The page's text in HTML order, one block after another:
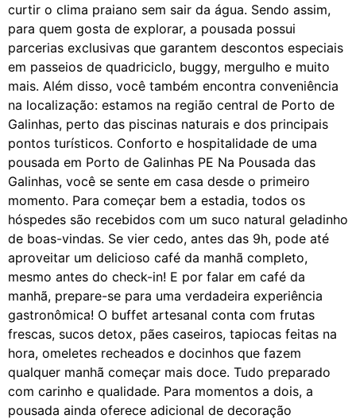
curtir o clima praiano sem sair da água. Sendo assim,
para quem gosta de explorar, a pousada possui
parcerias exclusivas que garantem descontos especiais
em passeios de quadriciclo, buggy, mergulho e muito
mais. Além disso, você também encontra conveniência
na localização: estamos na região central de Porto de
Galinhas, perto das piscinas naturais e dos principais
pontos turísticos. Conforto e hospitalidade de uma
pousada em Porto de Galinhas PE Na Pousada das
Galinhas, você se sente em casa desde o primeiro
momento. Para começar bem a estadia, todos os
hóspedes são recebidos com um suco natural geladinho
de boas-vindas. Se vier cedo, antes das 9h, pode até
aproveitar um delicioso café da manhã completo,
mesmo antes do check-in! E por falar em café da
manhã, prepare-se para uma verdadeira experiência
gastronômica! O buffet artesanal conta com frutas
frescas, sucos detox, pães caseiros, tapiocas feitas na
hora, omeletes recheados e docinhos que fazem
qualquer manhã começar mais doce. Tudo preparado
com carinho e qualidade. Para momentos a dois, a
pousada ainda oferece adicional de decoração